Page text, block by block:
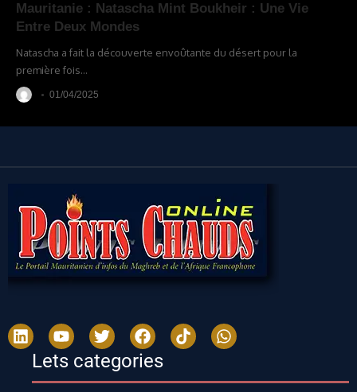
Mauritanie : Natascha Mint Boukheir : Une Vie
Entre Deux Mondes
Natascha a fait la découverte envoûtante du désert pour la
première fois…
01/04/2025
Lets categories